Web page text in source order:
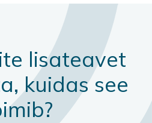
lisateavet
kuidas see